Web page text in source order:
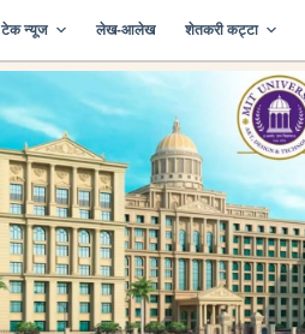
टेक न्यूज लेख-आलेख शेतकरी कट्टा